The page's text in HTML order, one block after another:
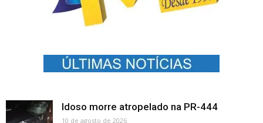
Idoso morre atropelado na PR-444
10 de agosto de 2026